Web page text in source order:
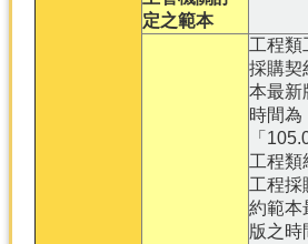
定之範本
工程類
採購契
本最新
時間為
「
工程類
工程採
約範本
版之時